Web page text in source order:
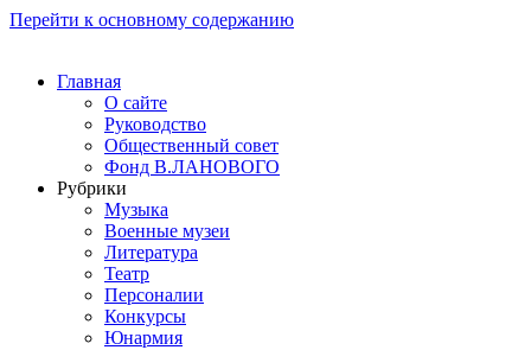
Перейти к основному содержанию
Главная
О сайте
Руководство
Общественный совет
Фонд В.ЛАНОВОГО
Рубрики
Музыка
Военные музеи
Литература
Театр
Персоналии
Конкурсы
Юнармия